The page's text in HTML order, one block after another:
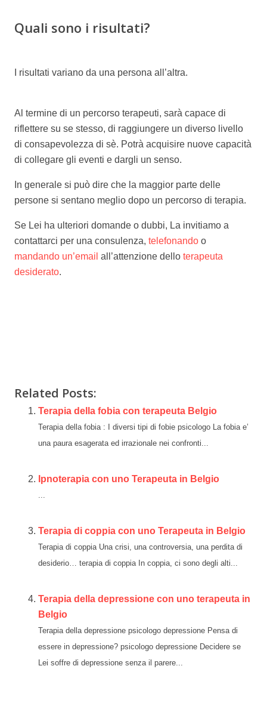
Quali sono i risultati?
I risultati variano da una persona all’altra.
Al termine di un percorso terapeuti, sarà capace di
riflettere su se stesso, di raggiungere un diverso livello
di consapevolezza di sè. Potrà acquisire nuove capacità
di collegare gli eventi e dargli un senso.
In generale si può dire che la maggior parte delle
persone si sentano meglio dopo un percorso di terapia.
Se Lei ha ulteriori domande o dubbi, La invitiamo a
contattarci per una consulenza, telefonando o
mandando un’email all’attenzione dello terapeuta
desiderato.
Related Posts:
Terapia della fobia con terapeuta Belgio
Terapia della fobia : I diversi tipi di fobie psicologo La fobia e’
una paura esagerata ed irrazionale nei confronti...
Ipnoterapia con uno Terapeuta in Belgio
...
Terapia di coppia con uno Terapeuta in Belgio
Terapia di coppia Una crisi, una controversia, una perdita di
desiderio… terapia di coppia In coppia, ci sono degli alti...
Terapia della depressione con uno terapeuta in
Belgio
Terapia della depressione psicologo depressione Pensa di
essere in depressione? psicologo depressione Decidere se
Lei soffre di depressione senza il parere...